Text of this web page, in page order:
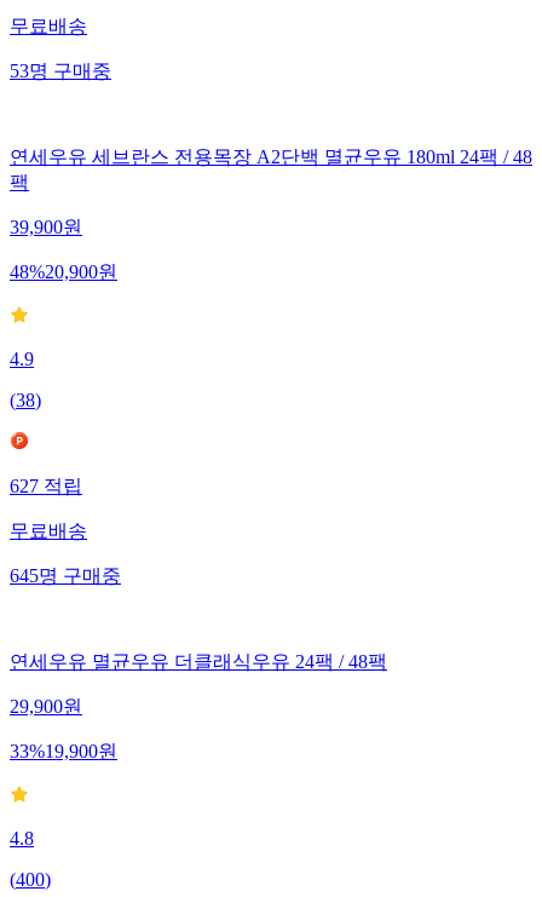
무료배송
53명 구매중
연세우유 세브란스 전용목장 A2단백 멸균우유 180ml 24팩 / 48
팩
39,900원
48%20,900원
4.9
(38)
627 적립
무료배송
645명 구매중
연세우유 멸균우유 더클래식우유 24팩 / 48팩
29,900원
33%19,900원
4.8
(400)